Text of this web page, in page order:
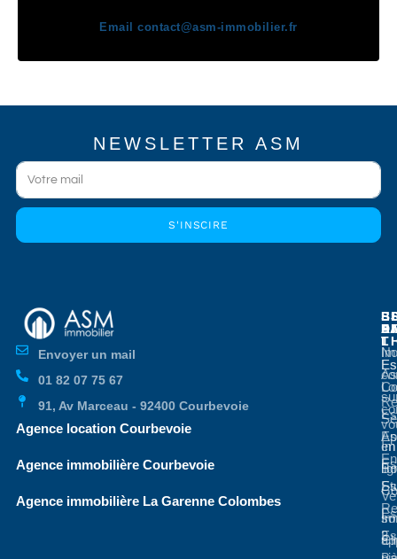
Emailcontact@asm-immobilier.fr
NEWSLETTER ASM
S'INSCIRE
Envoyer un mail
01 82 07 75 67
91, Av Marceau - 92400 Courbevoie
Agence location Courbevoie
Agence immobilière Courbevoie
Agence immobilière La Garenne Colombes
3
en